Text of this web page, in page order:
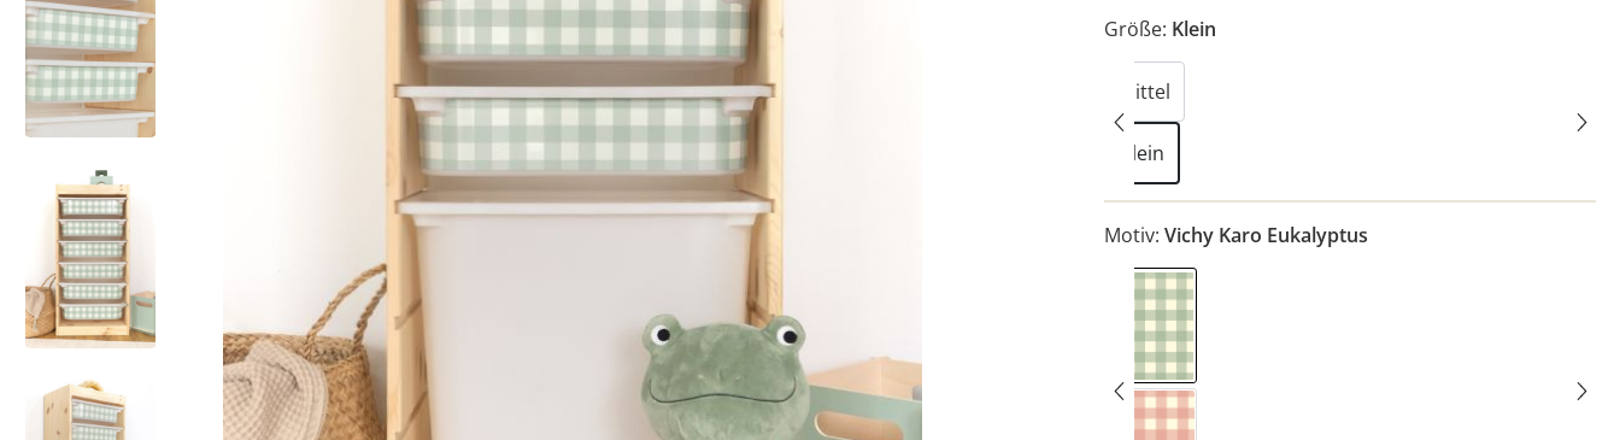
Größe: Klein
Mittel
Klein
Motiv: Vichy Karo Eukalyptus
Vichy Karo Eukalyptus